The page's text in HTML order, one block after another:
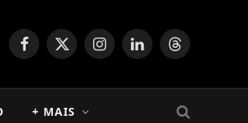
Facebook
X
InstagramLinkedInThreads
+ MAIS